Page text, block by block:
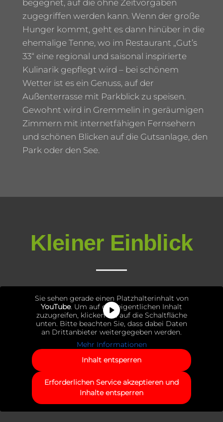
begegnet, auf die ohne Zeitvorgaben
zugegriffen werden kann. Wenn der große
Hunger kommt, geht es dann hinüber in die
ehemalige Tenne, wo im Restaurant „Gut’s
33“ eine regional und saisonal inspirierte
Kulinarik gepflegt wird – bei schönem
Wetter ist es ein Genuss, auf der
Außenterrasse mit Parkblick zu speisen.
Gewohnt wird in Gremmelin in geräumigen
Zimmern mit internetfähigen Fernsehern
und schönen Blicken auf die Gutsanlage, den
Park oder den See.
Kleiner Einblick
Sie sehen gerade einen Platzhalterinhalt von
YouTube. Um auf den eigentlichen Inhalt
zuzugreifen, klicken Sie auf die Schaltfläche
unten. Bitte beachten Sie, dass dabei Daten
an Drittanbieter weitergegeben werden.
Mehr Informationen
Inhalt entsperren
Erforderlichen Service akzeptieren und
Inhalte entsperren